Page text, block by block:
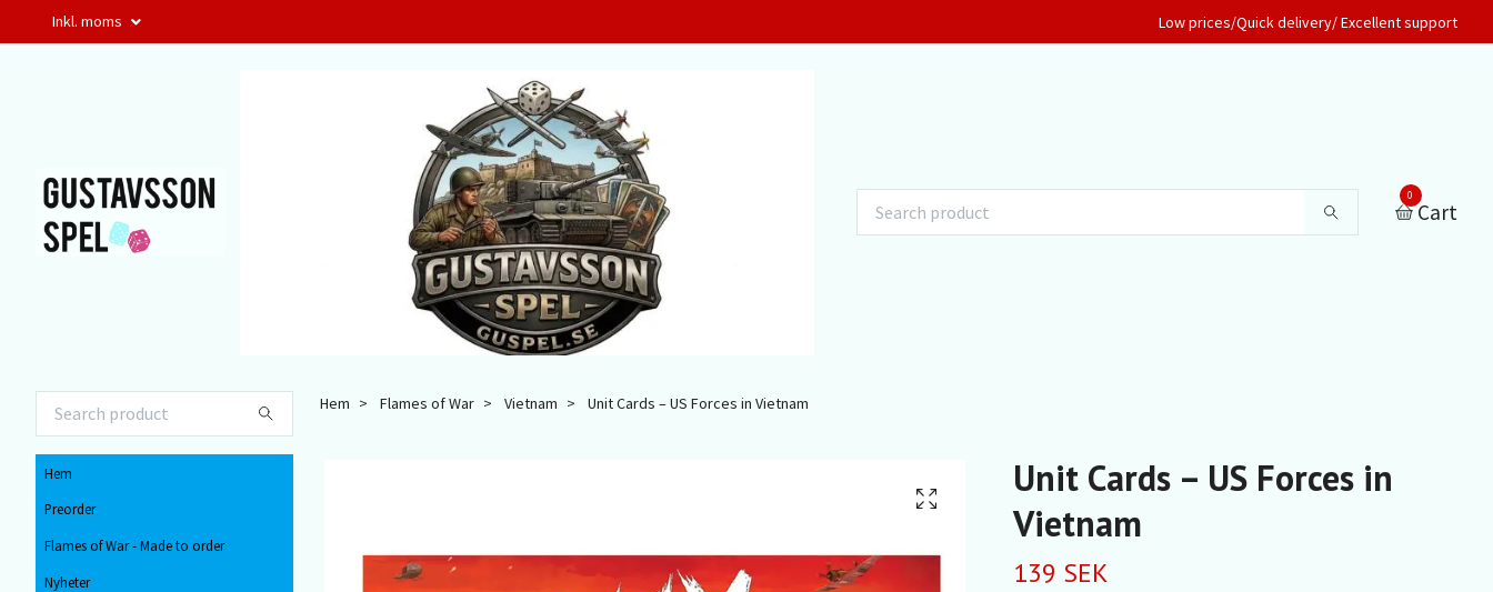
Inkl. moms Low prices/Quick delivery/ Excellent support
0
Cart
Hem
Preorder
Flames of War - Made to order
Nyheter
Hem Flames of War Vietnam Unit Cards – US Forces in Vietnam
Unit Cards – US Forces in
Vietnam
139 SEK